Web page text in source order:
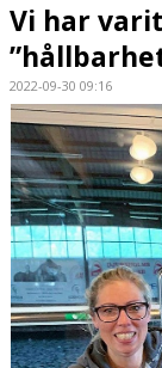
PERSONAL
HÄSTAR
KALENDER
Vi har
2022-09-30 09:16